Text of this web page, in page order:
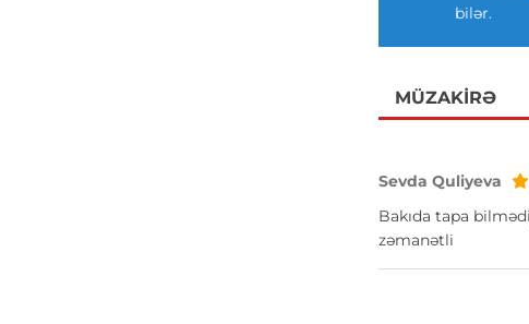
bilər.
MÜZAKIRƏ
Sevda Quliyeva
Bakıda tapa
zəmanətli